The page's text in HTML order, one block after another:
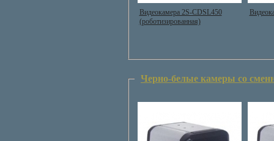
Видеокамера 2S-CDSL450
(роботизированная)
Черно-белые камеры со